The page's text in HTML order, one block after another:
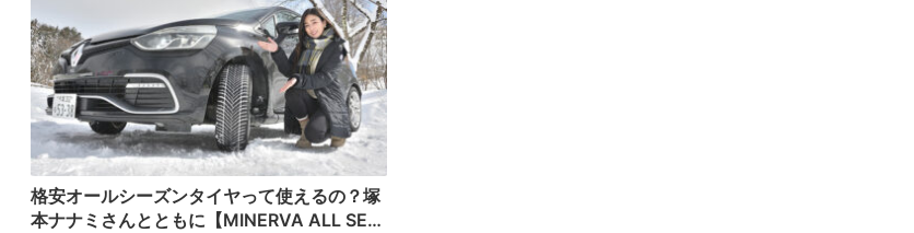
格安オールシーズンタイヤって使えるの？塚
本ナナミさんとともに【MINERVA ALL SE…